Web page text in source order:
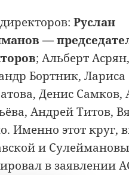
Руслан
—
; Альберт Асрян,
Бортник, Лариса
Денис Самков,
Андрей Титов,
Именно этот круг,
и
в заявлении